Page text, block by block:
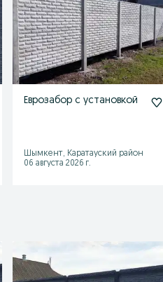
Еврозабор с установкой
Шымкент, Каратауский район
06 августа 2026 г.